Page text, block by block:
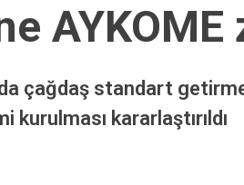
çağdaş standart
kurulması kararlaştırıldı